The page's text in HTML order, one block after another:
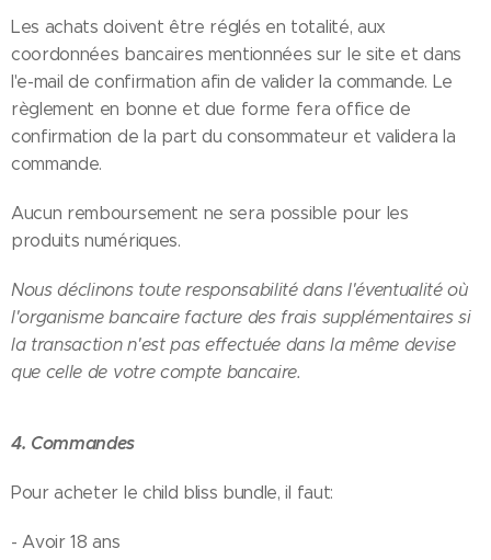
Les achats doivent être réglés en totalité, aux
coordonnées bancaires mentionnées sur le site et dans
l'e-mail de confirmation afin de valider la commande. Le
règlement en bonne et due forme fera office de
confirmation de la part du consommateur et validera la
commande.
Aucun remboursement ne sera possible pour les
produits numériques.
Nous déclinons toute responsabilité dans l'éventualité où
l'organisme bancaire facture des frais supplémentaires si
la transaction n'est pas effectuée dans la même devise
que celle de votre compte bancaire.
4. Commandes
Pour acheter le child bliss bundle, il faut:
- Avoir 18 ans